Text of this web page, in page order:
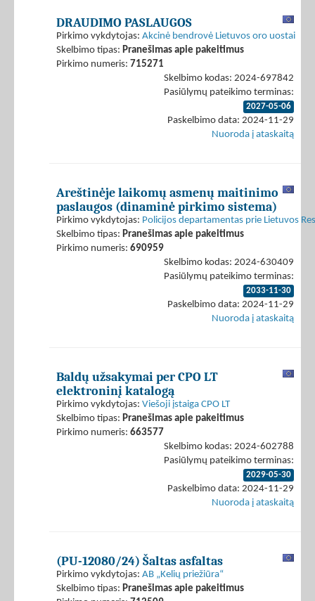
DRAUDIMO PASLAUGOS
Pirkimo vykdytojas: Akcinė bendrovė Lietuvos oro uostai
Skelbimo tipas: Pranešimas apie pakeitimus
Pirkimo numeris: 715271
Skelbimo kodas: 2024-697842
Pasiūlymų pateikimo terminas:
2027-05-06
Paskelbimo data: 2024-11-29
Nuoroda į ataskaitą
Areštinėje laikomų asmenų maitinimo
paslaugos (dinaminė pirkimo sistema)
Pirkimo vykdytojas: Policijos departamentas prie Lietuvos
Skelbimo tipas: Pranešimas apie pakeitimus
Pirkimo numeris: 690959
Skelbimo kodas: 2024-630409
Pasiūlymų pateikimo terminas:
2033-11-30
Paskelbimo data: 2024-11-29
Nuoroda į ataskaitą
Baldų užsakymai per CPO LT
elektroninį katalogą
Pirkimo vykdytojas: Viešoji įstaiga CPO LT
Skelbimo tipas: Pranešimas apie pakeitimus
Pirkimo numeris: 663577
Skelbimo kodas: 2024-602788
Pasiūlymų pateikimo terminas:
2029-05-30
Paskelbimo data: 2024-11-29
Nuoroda į ataskaitą
(PU-12080/24) Šaltas asfaltas
Pirkimo vykdytojas: AB „Kelių priežiūra“
Skelbimo tipas: Pranešimas apie pakeitimus